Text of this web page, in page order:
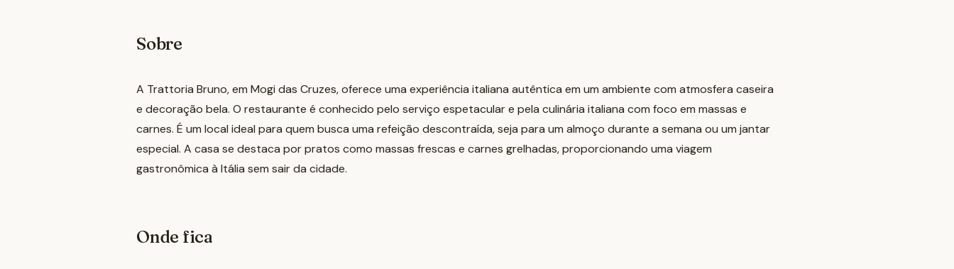
Sobre
A Trattoria Bruno, em Mogi das Cruzes, oferece uma experiência italiana autêntica em um ambiente com atmosfera caseira
e decoração bela. O restaurante é conhecido pelo serviço espetacular e pela culinária italiana com foco em massas e
carnes. É um local ideal para quem busca uma refeição descontraída, seja para um almoço durante a semana ou um jantar
especial. A casa se destaca por pratos como massas frescas e carnes grelhadas, proporcionando uma viagem
gastronômica à Itália sem sair da cidade.
Onde fica